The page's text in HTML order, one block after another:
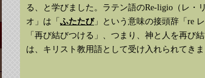
る、と学びました。ラテン語のRe-ligio（レ・
オ」は「 ふたたび」という意味の接頭辞「re
「再び結びつける」、つまり、神と人を再び
は、キリスト教用語として受け入れられてきま